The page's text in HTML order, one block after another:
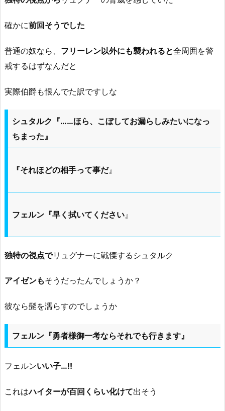
確かに前回そうでした
普通の奴なら、 フリーレン以外にも襲われると全周囲を警
戒するはずなんだと
実際伯爵も恨んでた訳ですしな
シュタルク『……ほら、こぼしてお漏らしみたいになっ
ちまった』
『それほどの相手って事だ』
フェルン『早く拭いてください』
独特の視点でリュグナーに戦慄するシュタルク
アイゼンもそうだったんでしょうか？
彼なら髭を濡らすのでしょうか
フェルン『勇者様御一考ならそれでも行きます』
フェルンいい子…!!
これはハイターが百回くらい化けて出そう